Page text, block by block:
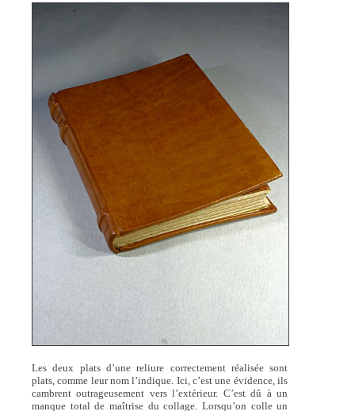
Les deux plats d’une reliure correctement réalisée sont
plats, comme leur nom l’indique. Ici, c’est une évidence, ils
cambrent outrageusement vers l’extérieur. C’est dû à un
manque total de maîtrise du collage. Lorsqu’on colle un